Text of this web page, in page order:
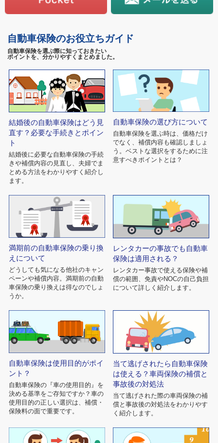
自動車保険のお役立ちガイド
自動車保険を選ぶ際に知っておきたい
ポイントを、分かりやすくまとめました。
結婚後の自動車保険はどう見
直す？必要な手続きとポイン
ト
結婚後に必要な自動車保険の手続
きや補償内容の見直し、夫婦でま
とめる方法をわかりやすく紹介し
ます。
自動車保険の選び方について
自動車保険を選ぶ時は、価格だけ
でなく、補償内容も確認しましょ
う。ベストな選択をするために注
意すべきポイントとは？
満期前の自動車保険の乗り換
えについて
どうしても気になる他社のキャン
ペーンや補償内容。満期前の自動
車保険の乗り換えは得なのでしょ
うか。
レンタカーの事故でも自動車
保険は適用される？
レンタカー事故で使える保険や補
償の範囲、免責やNOCの自己負担
について詳しく紹介します。
自動車保険は使用目的がポイ
ント？
自動車保険の『車の使用目的』を
決める基準をご存知ですか？車の
使用目的の正しい選択は、補償・
保険料の面で重要です。
当て逃げされたら自動車保険
は使える？車両保険の補償と
事故後の対処法
当て逃げされた際の車両保険の補
償と事故後の対処法をわかりやす
く紹介します。